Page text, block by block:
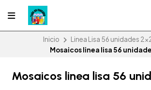
Inicio
Linea Lisa 56 unidades
Mosaicos linea lisa 56
Mosaicos linea lisa 56